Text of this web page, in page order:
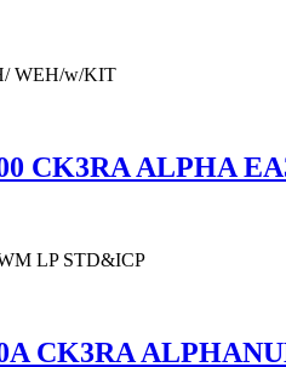
WEH/w/KIT
CK3RA ALPHA
LP STD&ICP
CK3RA